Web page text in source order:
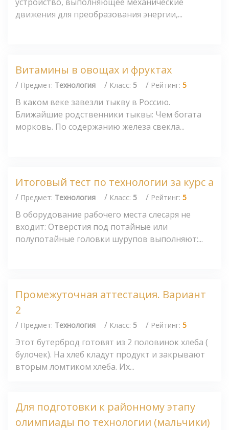
движения для преобразования энергии,...
Витамины в овощах и фруктах
/ Предмет: Технология / Класс: 5 / Рейтинг: 5
В каком веке завезли тыкву в Россию.
Ближайшие родственники тыквы: Чем богата
морковь. По содержанию железа свекла...
Итоговый тест по технологии за курс а
/ Предмет: Технология / Класс: 5 / Рейтинг: 5
В оборудование рабочего места слесаря не
входит: Отверстия под потайные или
полупотайные головки шурупов выполняют:...
Промежуточная аттестация. Вариант
2
/ Предмет: Технология / Класс: 5 / Рейтинг: 5
Этот бутерброд готовят из 2 половинок хлеба (
булочек). На хлеб кладут продукт и закрывают
вторым ломтиком хлеба. Их...
Для подготовки к районному этапу
олимпиады по технологии (мальчики)